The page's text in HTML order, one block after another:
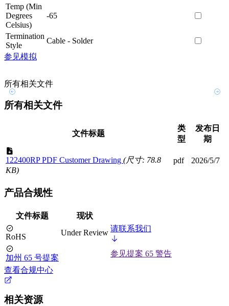
Temp (Min
Degrees
Celsius)
-65
Termination
Style
Cable - Solder
参见模拟
所有相关文件
所有相关文件
文件标题
类
型
发布日
期
122400RP PDF Customer Drawing (尺寸: 78.8
KB)
pdf 2026/5/7
产品合规性
文件标题 现状
RoHS Under Review 请联系我们
加州 65 号提案
参见提案 65 警告
查看合规中心
相关资源